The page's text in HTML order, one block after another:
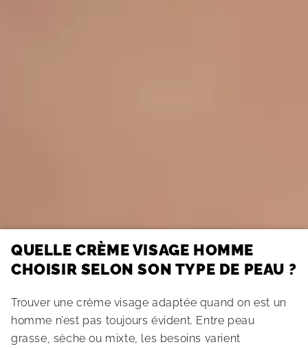
QUELLE CRÈME VISAGE HOMME
CHOISIR SELON SON TYPE DE PEAU ?
Trouver une crème visage adaptée quand on est un
homme n’est pas toujours évident. Entre peau
grasse, sèche ou mixte, les besoins varient